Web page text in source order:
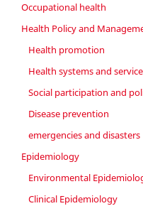
Occupational health
Health Policy and
Health promotion
Health systems and
Social participation and
Disease prevention
emergencies and disasters
Epidemiology
Environmental
Clinical Epidemiology